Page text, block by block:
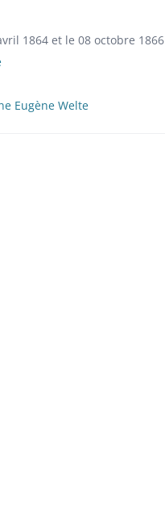
1864 et le 08 octobre 1866
Eugène Welte